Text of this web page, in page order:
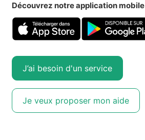
Découvrez notre application mobile
J’ai besoin d'un service
Je veux proposer mon aide